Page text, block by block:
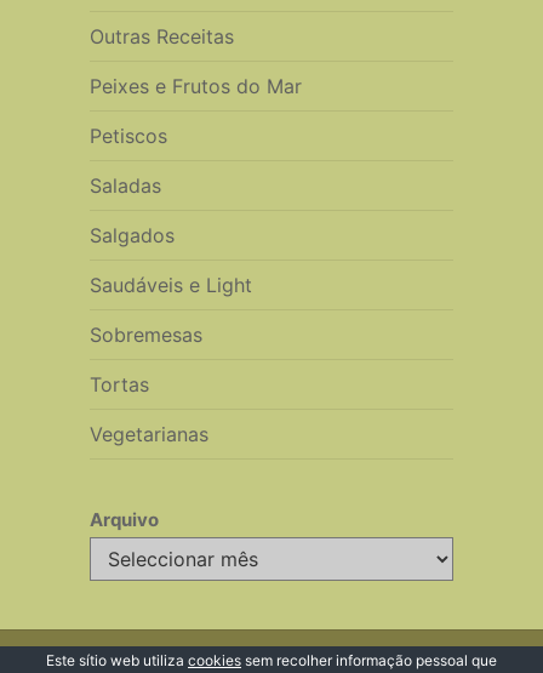
Outras Receitas
Peixes e Frutos do Mar
Petiscos
Saladas
Salgados
Saudáveis e Light
Sobremesas
Tortas
Vegetarianas
Arquivo
Arquivo
© 2026 Receitas de Cozinha
Este sítio web utiliza cookies sem recolher informação pessoal que